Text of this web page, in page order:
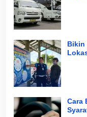
Bikin
Cara